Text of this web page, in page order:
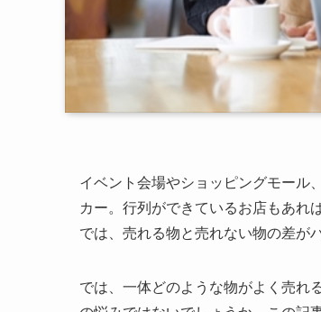
イベント会場やショッピングモール
カー。行列ができているお店もあれ
では、売れる物と売れない物の差が
では、一体どのような物がよく売れ